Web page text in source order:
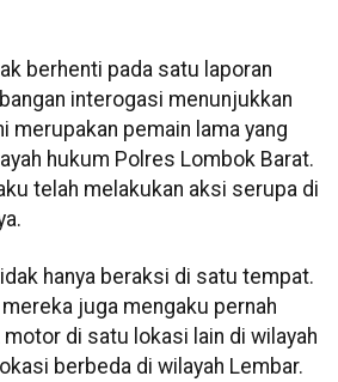
berhenti pada satu laporan
interogasi menunjukkan
merupakan pemain lama yang
hukum Polres Lombok Barat.
telah melakukan aksi serupa di
hanya beraksi di satu tempat.
juga mengaku pernah
di satu lokasi lain di wilayah
berbeda di wilayah Lembar.